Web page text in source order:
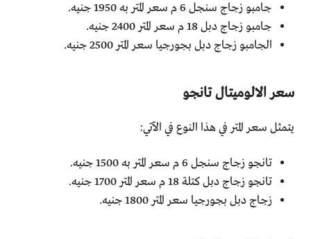
جامبو زجاج سنجل 6 م سعر المتر به 1950 جنيه.
جامبو زجاج دبل 18 م سعر المتر 2400 جنيه.
الجامبو زجاج دبل بجورجيا سعر المتر 2500 جنيه.
سعر الالوميتال تانجو
يتمثل سعر المتر في هذا النوع في الآتي:
تانجو زجاج سنجل 6 م سعر المتر به 1500 جنيه.
تانجو زجاج دبل كتلة 18 م سعر المتر 1700 جنيه.
زجاج دبل بجورجيا سعر المتر 1800 جنيه.